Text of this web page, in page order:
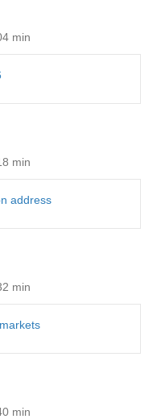
min
min
address
min
min